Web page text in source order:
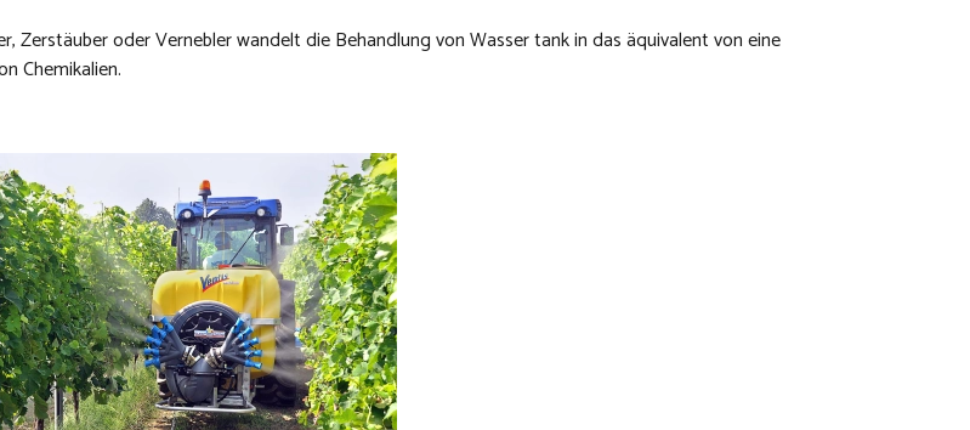
Zerstäuber oder Vernebler wandelt die Behandlung von Wasser tank in das äquivalent von eine
Chemikalien.